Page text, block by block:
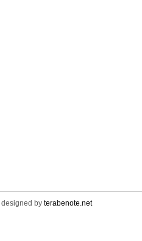
designed by terabenote.net